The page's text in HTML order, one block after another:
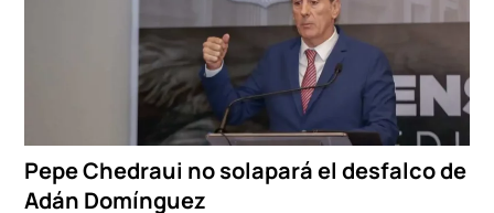
Pepe Chedraui no solapará el desfalco de
Adán Domínguez